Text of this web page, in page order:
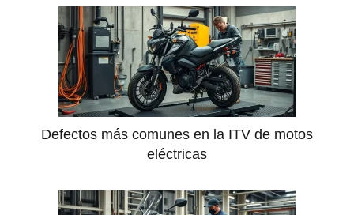
Defectos más comunes en la ITV de motos
eléctricas